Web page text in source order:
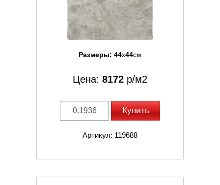
Размеры: 44x44см
Цена: 8172 р/м2
Купить
Артикул: 119688